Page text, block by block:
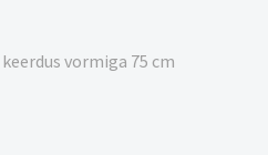
vormiga 75 cm